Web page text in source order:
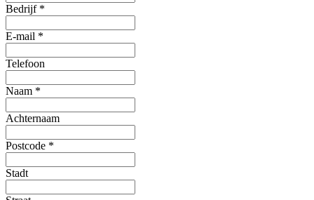
Bedrijf *
E-mail *
Telefoon
Naam *
Achternaam
Postcode *
Stadt